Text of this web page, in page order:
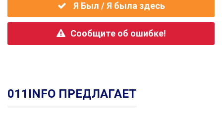
Я Был / Я была здесь
Сообщите об ошибке!
011INFO ПРЕДЛАГАЕТ